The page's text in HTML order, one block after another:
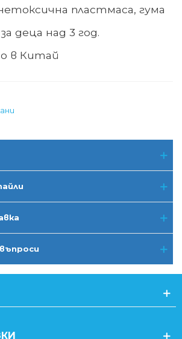
пластмаса, гума
деца над 3 год.
в Китай